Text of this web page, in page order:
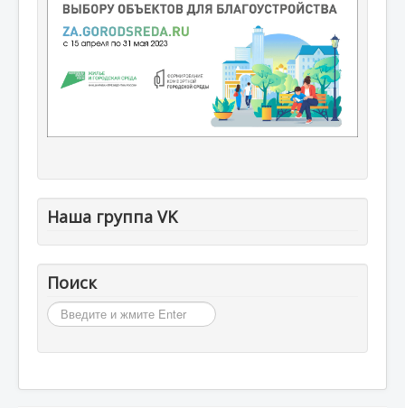
Наша группа VK
Поиск
Искать...